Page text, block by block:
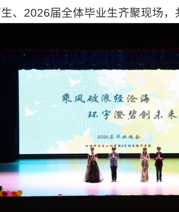
、2026届全体毕业生齐聚现场，